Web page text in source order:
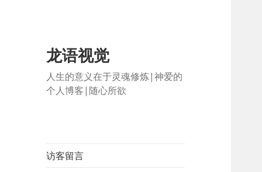
龙语视觉
人生的意义在于灵魂修炼|神爱的
个人博客|随心所欲
访客留言